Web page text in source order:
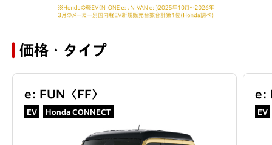
価格・タイプ
e: FUN 〈 FF〉
EV Honda CONNECT
e:
EV